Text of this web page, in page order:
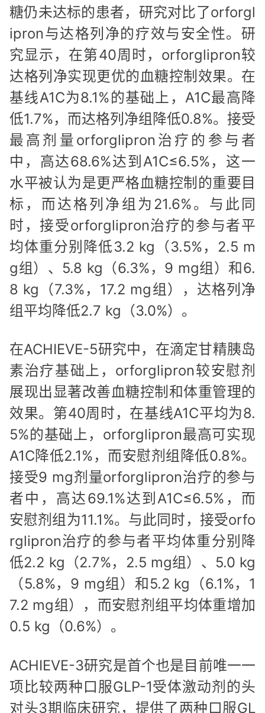
糖仍未达标的患者，研究对比了orforgl
ipron与达格列净的疗效与安全性。研
究显示，在第40周时，orforglipron较
达格列净实现更优的血糖控制效果。在
基线A1C为8.1%的基础上，A1C最高降
低1.7%，而达格列净组降低0.8%。接受
最高剂量orforglipron治疗的参与者
中，高达68.6%达到A1C≤6.5%，这一
水平被认为是更严格血糖控制的重要目
标，而达格列净组为21.6%。与此同
时，接受orforglipron治疗的参与者平
均体重分别降低3.2 kg（3.5%，2.5 m
g组）、5.8 kg（6.3%，9 mg组）和6.
8 kg（7.3%，17.2 mg组），达格列净
组平均降低2.7 kg（3.0%）。
在ACHIEVE-5研究中，在滴定甘精胰岛
素治疗基础上，orforglipron较安慰剂
展现出显著改善血糖控制和体重管理的
效果。第40周时，在基线A1C平均为8.
5%的基础上，orforglipron最高可实现
A1C降低2.1%，而安慰剂组降低0.8%。
接受9 mg剂量orforglipron治疗的参与
者中，高达69.1%达到A1C≤6.5%，而
安慰剂组为11.1%。与此同时，接受orfo
rglipron治疗的参与者平均体重分别降
低2.2 kg（2.7%，2.5 mg组）、5.0 kg
（5.8%，9 mg组）和5.2 kg（6.1%，1
7.2 mg组），而安慰剂组平均体重增加
0.5 kg（0.6%）。
ACHIEVE-3研究是首个也是目前唯一一
项比较两种口服GLP-1受体激动剂的头
对头3期临床研究，提供了两种口服GL